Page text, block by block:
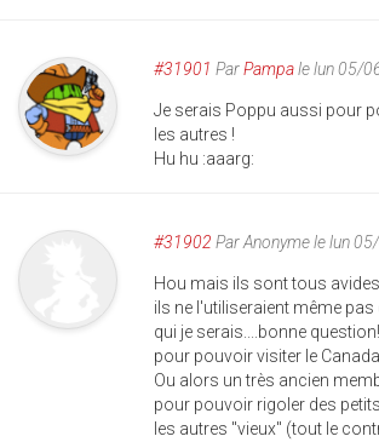
#31901 ParPampale lun 05/
Je serais Poppu aussi pour
les autres !
Hu hu :aaarg:
#31902 ParAnonymele lun
Hou mais ils sont tous
ils ne l'utiliseraient même pas
qui je serais....bonne
pour pouvoir visiter le
Ou alors un très ancien
pour pouvoir rigoler des
les autres "vieux" (tout le